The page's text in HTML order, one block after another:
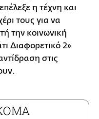
η τέχνη και
τους για να
την κοινωνική
Διαφορετικό 2»
στις